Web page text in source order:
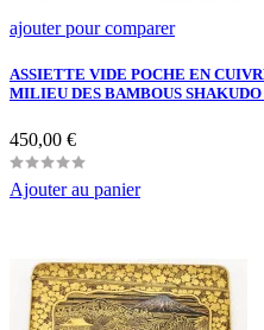
ajouter pour comparer
ASSIETTE VIDE POCHE EN
MILIEU DES BAMBOUS
Prix
450,00 €
Ajouter au panier